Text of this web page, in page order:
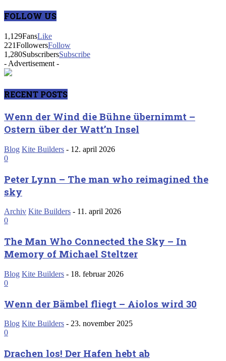
FOLLOW US
1,129FansLike
221FollowersFollow
1,280SubscribersSubscribe
- Advertisement -
RECENT POSTS
Wenn der Wind die Bühne übernimmt –
Ostern über der Watt’n Insel
Blog Kite Builders - 12. april 2026
0
Peter Lynn – The man who reimagined the
sky
Archiv Kite Builders - 11. april 2026
0
The Man Who Connected the Sky – In
Memory of Michael Steltzer
Blog Kite Builders - 18. februar 2026
0
Wenn der Bämbel fliegt – Aiolos wird 30
Blog Kite Builders - 23. november 2025
0
Drachen los! Der Hafen hebt ab